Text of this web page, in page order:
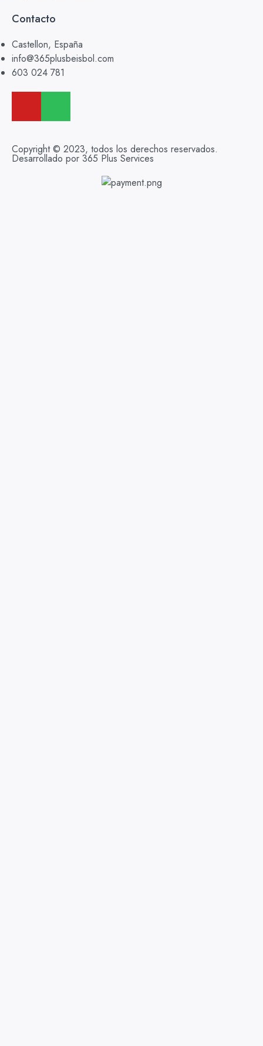
Contacto
Castellon, España
info@365plusbeisbol.com
603 024 781
Copyright © 2023, todos los derechos reservados.
Desarrollado por 365 Plus Services